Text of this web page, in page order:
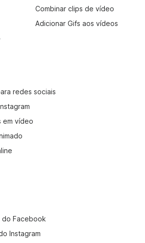
Combinar clips de vídeo
Adicionar Gifs aos vídeos
redes sociais
em vídeo
do Facebook
Instagram